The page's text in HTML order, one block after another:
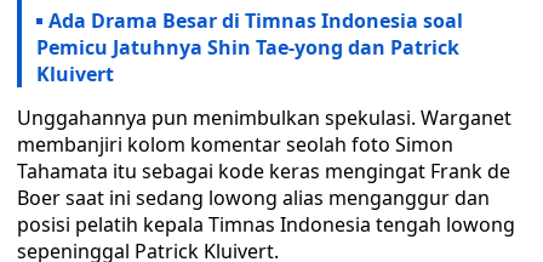
Ada Drama Besar di Timnas Indonesia soal
Pemicu Jatuhnya Shin Tae-yong dan Patrick
Kluivert
Unggahannya pun menimbulkan spekulasi. Warganet
membanjiri kolom komentar seolah foto Simon
Tahamata itu sebagai kode keras mengingat Frank de
Boer saat ini sedang lowong alias menganggur dan
posisi pelatih kepala Timnas Indonesia tengah lowong
sepeninggal Patrick Kluivert.